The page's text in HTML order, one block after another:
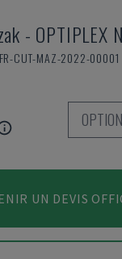
- OPTIPLEX
FR-CUT-MAZ-2022-00001
UN DEVIS